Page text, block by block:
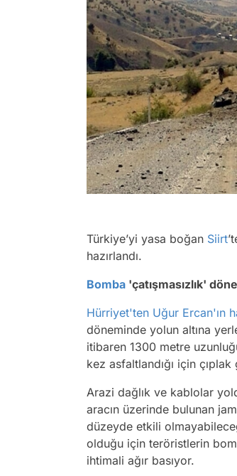
Türkiye’yi yasa boğan Siirt
hazırlandı.
Bomba 'çatışmasızlık'
Hürriyet'ten Uğur Ercan'ın
döneminde yolun altına
itibaren 1300 metre
kez asfaltlandığı için
Arazi dağlık ve kablolar
aracın üzerinde bulunan
düzeyde etkili
olduğu için teröristlerin
ihtimali ağır basıyor.